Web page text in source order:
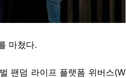
마쳤다.
팬덤 라이프 플랫폼 위버스(W